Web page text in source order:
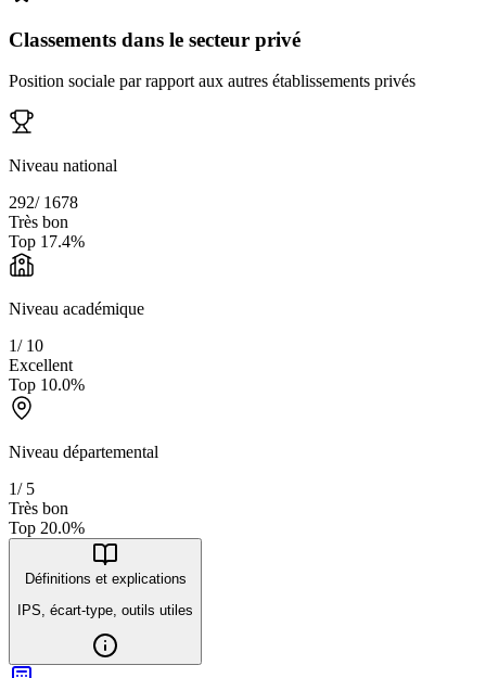
Classements dans le secteur privé
Position sociale par rapport aux autres établissements privés
Niveau national
292/ 1678
Très bon
Top 17.4%
Niveau académique
1/ 10
Excellent
Top 10.0%
Niveau départemental
1/ 5
Très bon
Top 20.0%
Définitions et explications
IPS, écart-type, outils utiles